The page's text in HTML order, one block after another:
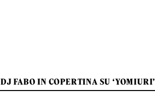
DJ FABO IN COPERTINA SU ‘YOMIURI’